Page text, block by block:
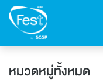
หมวดหมู่ทั้งหมด